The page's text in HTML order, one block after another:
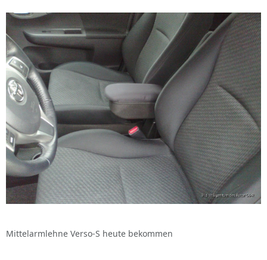
Mittelarmlehne Verso-S heute bekommen